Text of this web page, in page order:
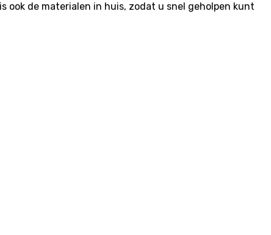
ook de materialen in huis, zodat u snel geholpen kunt